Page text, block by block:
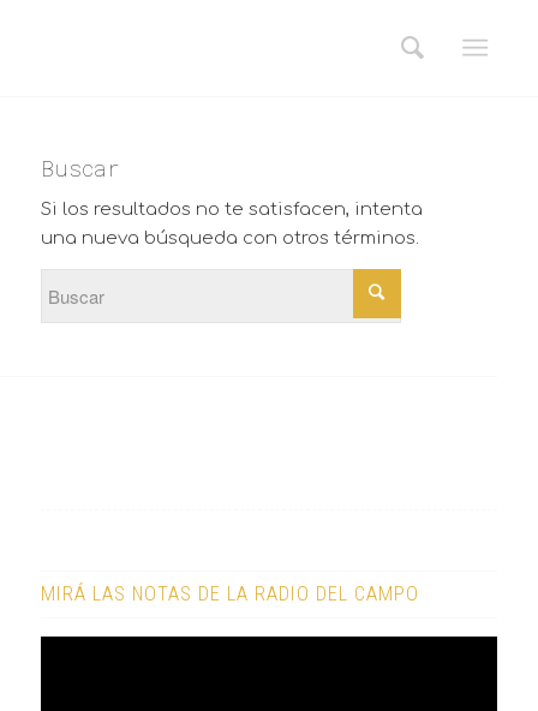
Buscar
Si los resultados no te satisfacen, intenta
una nueva búsqueda con otros términos.
MIRÁ LAS NOTAS DE LA RADIO DEL CAMPO